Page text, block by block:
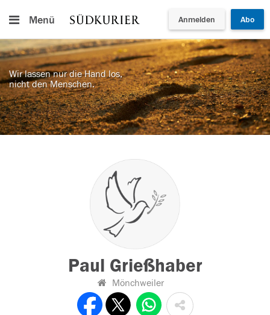
Menü Anmelden Abo
Wir lassen nur die Hand los,
nicht den Menschen.
Paul Grießhaber
Mönchweiler